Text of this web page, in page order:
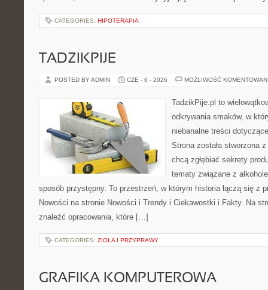
CATEGORIES: HIPOTERAPIA
TADZIKPIJE
POSTED BY ADMIN CZE - 6 - 2026 MOŻLIWOŚĆ
TadzikPije.pl to
odkrywania smaków, w
niebanalne treści
Strona została stworzona
chcą zgłębiać sekrety
tematy związane z
sposób przystępny. To przestrzeń, w którym historia łączą się z
Nowości na stronie Nowości i Trendy i Ciekawostki i Fakty. Na
znaleźć opracowania, które […]
CATEGORIES: ZIOŁA I PRZYPRAWY
GRAFIKA KOMPUTEROWA